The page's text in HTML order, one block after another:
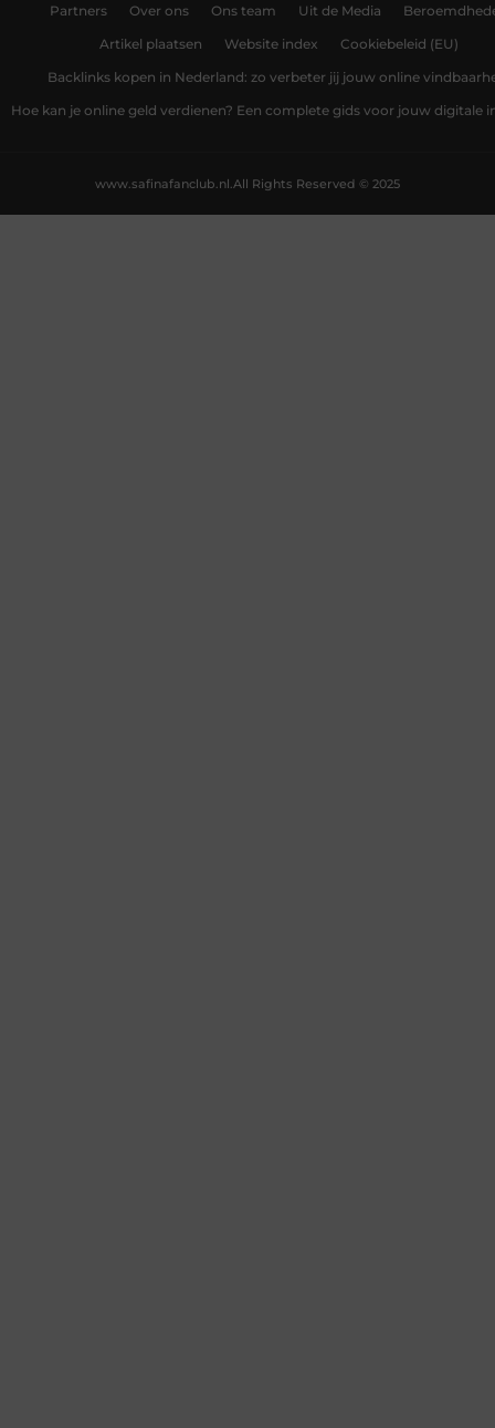
Partners Over ons Ons team Uit de Media
Artikel plaatsen Website index Cookiebeleid (EU)
Backlinks kopen in Nederland: zo verbeter jij jouw online
Hoe kan je online geld verdienen? Een complete gids voor jouw digitale
All Rights Reserved © 2025
www.safinafanclub.nl.